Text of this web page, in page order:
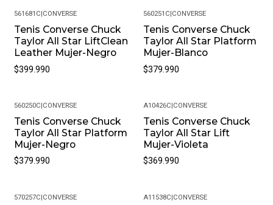
Estar Seguro De Que Recibirás Un Producto Auténtico.
¿Cuál Es La Política De Garantías? Todos Nuestros
Productos, Cuentan Con Una Garantía De 30 Días Por
Defectos De Fabricación. Si Encuentras Algún Problema
Con Tu Producto, Contáctanos Para Resolverlo.
Pacific Sport Colombia Entendemos Que La Talla Puede
Variar. Ofrecemos Cambios De Talla, Siempre Y Cuando
El Producto Se Encuentre En Perfectas Condiciones Y
Con Su Empaque Original.
Política De Devoluciones: Si Por Alguna Razón No Estás
Devoluciones Flexible. Queremos Que Estés
561681C CONVERSE
Tenis Converse Chuck
Taylor All Star LiftClean
Leather Mujer-Negro
$399.990
560251C CONVERSE
Tenis Converse Chuck
Taylor All Star Platform
Mujer-Blanco
$379.990
560250C CONVERSE
Tenis Converse Chuck
Taylor All Star Platform
Mujer-Negro
$379.990
A10426C CONVERSE
Tenis Converse Chuck
Taylor All Star Lift
Mujer-Violeta
$369.990
570257C CONVERSE A11538C CONVERSE